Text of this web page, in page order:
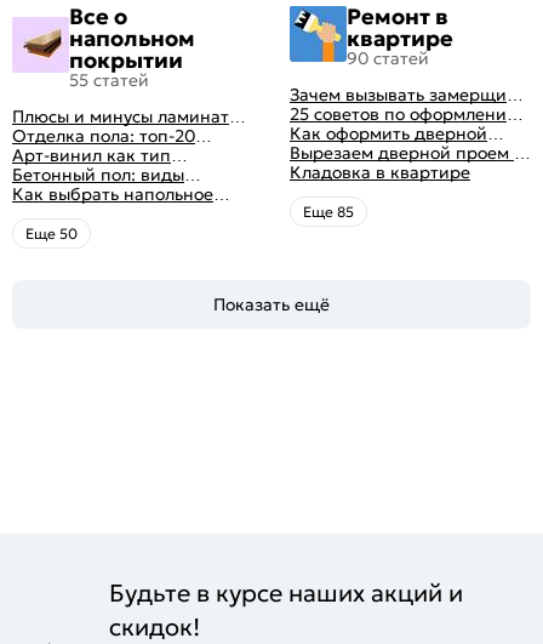
Все о
напольном
покрытии
55 статей
Плюсы и минусы ламината:
как выбрать качественное
напольное покрытие
Отделка пола: топ-20
вариантов напольных
покрытий
Арт-винил как тип
напольного покрытия
Бетонный пол: виды
конструкций и технология
Как выбрать напольное
всех вариантов на
современном рынке
Eще 50
Ремонт в
квартире
90 статей
Зачем вызывать замерщика
для установки дверей
25 советов по оформлению
дверного проема без двери
+ 50 фото
Как оформить дверной
проем без двери
Вырезаем дверной проем в
различных материалах
Кладовка в квартире
Eще 85
Показать ещё
Будьте в курсе наших акций и
скидок!